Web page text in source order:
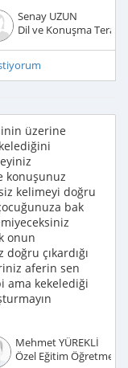
Senay UZUN
Dil ve Konuşma
üzerine
konuşunuz
kelimeyi doğru
bak
onun
çıkardığı
aferin sen
ama kekelediği
Mehmet YÜREKLİ
Özel Eğitim Öğretmeni